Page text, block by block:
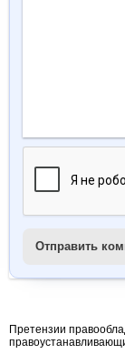
Отправить
Претензии